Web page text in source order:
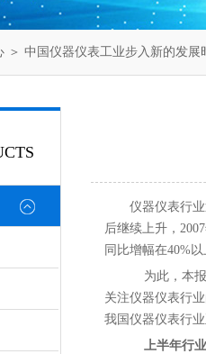
＞ 中国仪器仪表工业步入新的发展
仪器仪表行
后继续上升，
同比增幅在40%
为此，本报
关注仪器仪表行
我国仪器仪表行
上半年行